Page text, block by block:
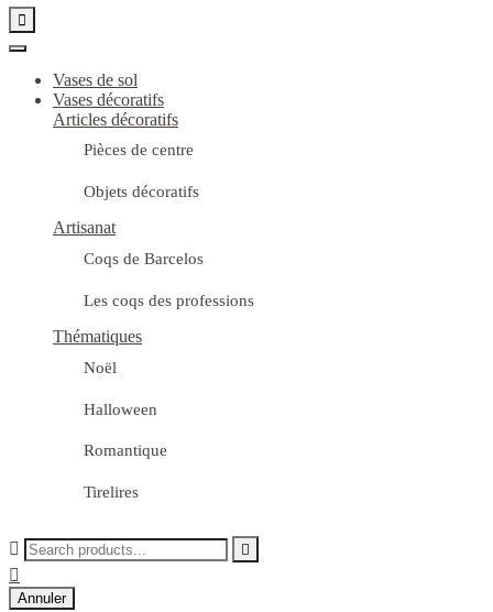

Vases de sol
Vases décoratifs
Articles décoratifs
Pièces de centre
Objets décoratifs
Artisanat
Coqs de Barcelos
Les coqs des professions
Thématiques
Noël
Halloween
Romantique
Tirelires
 

Annuler